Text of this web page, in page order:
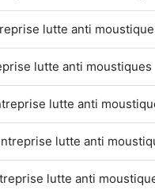
lutte anti
lutte anti moustiques
lutte anti
lutte anti
lutte anti